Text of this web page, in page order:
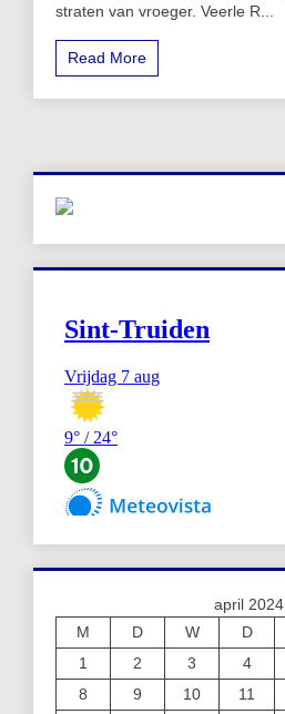
straten van vroeger. Veerle R...
Read More
april 2024
M
D W D
1
2 3 4
8
9 10 11